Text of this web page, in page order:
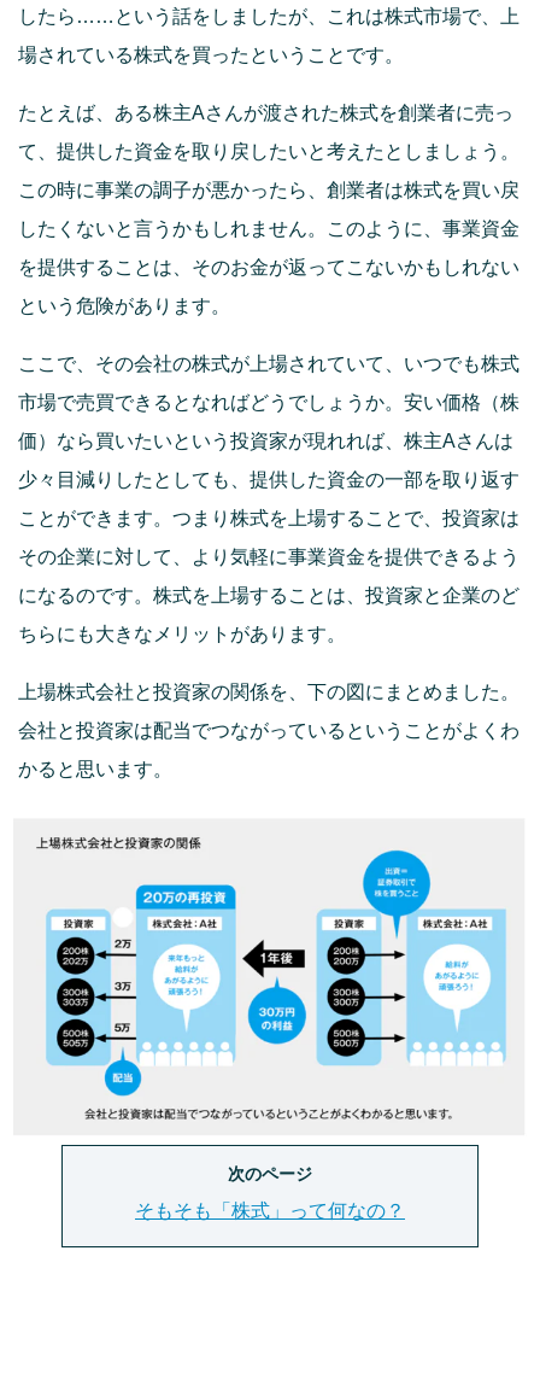
したら……という話をしましたが、これは株式市場で、上
場されている株式を買ったということです。
たとえば、ある株主Aさんが渡された株式を創業者に売っ
て、提供した資金を取り戻したいと考えたとしましょう。
この時に事業の調子が悪かったら、創業者は株式を買い戻
したくないと言うかもしれません。このように、事業資金
を提供することは、そのお金が返ってこないかもしれない
という危険があります。
ここで、その会社の株式が上場されていて、いつでも株式
市場で売買できるとなればどうでしょうか。安い価格（株
価）なら買いたいという投資家が現れれば、株主Aさんは
少々目減りしたとしても、提供した資金の一部を取り返す
ことができます。つまり株式を上場することで、投資家は
その企業に対して、より気軽に事業資金を提供できるよう
になるのです。株式を上場することは、投資家と企業のど
ちらにも大きなメリットがあります。
上場株式会社と投資家の関係を、下の図にまとめました。
会社と投資家は配当でつながっているということがよくわ
かると思います。
次のページ
そもそも「株式」って何なの？